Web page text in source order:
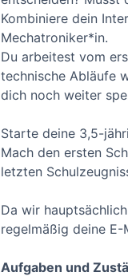
Kombiniere dein
Mechatroniker*in.
Du arbeitest vom
technische Abläufe
dich noch weiter
Starte deine 3,5-
Mach den ersten
letzten
Da wir
regelmäßig deine E-
Aufgaben und